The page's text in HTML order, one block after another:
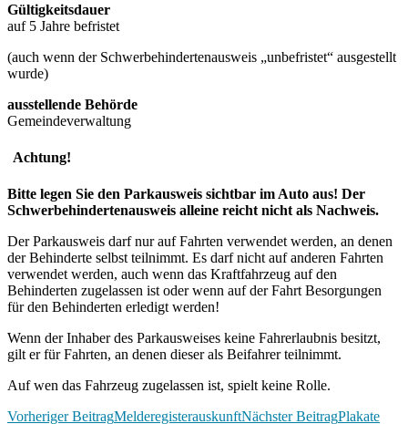
Gültigkeitsdauer
auf 5 Jahre befristet
(auch wenn der Schwerbehindertenausweis „unbefristet“ ausgestellt
wurde)
ausstellende Behörde
Gemeindeverwaltung
Achtung!
Bitte legen Sie den Parkausweis sichtbar im Auto aus! Der
Schwerbehindertenausweis alleine reicht nicht als Nachweis.
Der Parkausweis darf nur auf Fahrten verwendet werden, an denen
der Behinderte selbst teilnimmt. Es darf nicht auf anderen Fahrten
verwendet werden, auch wenn das Kraftfahrzeug auf den
Behinderten zugelassen ist oder wenn auf der Fahrt Besorgungen
für den Behinderten erledigt werden!
Wenn der Inhaber des Parkausweises keine Fahrerlaubnis besitzt,
gilt er für Fahrten, an denen dieser als Beifahrer teilnimmt.
Auf wen das Fahrzeug zugelassen ist, spielt keine Rolle.
Vorheriger BeitragMelderegisterauskunftNächster BeitragPlakate